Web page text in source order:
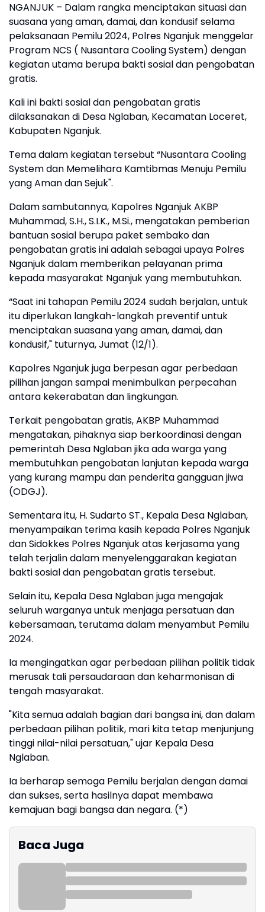
NGANJUK – Dalam rangka menciptakan situasi dan
suasana yang aman, damai, dan kondusif selama
pelaksanaan Pemilu 2024, Polres Nganjuk menggelar
Program NCS ( Nusantara Cooling System) dengan
kegiatan utama berupa bakti sosial dan pengobatan
gratis.
Kali ini bakti sosial dan pengobatan gratis
dilaksanakan di Desa Nglaban, Kecamatan Loceret,
Kabupaten Nganjuk.
Tema dalam kegiatan tersebut “Nusantara Cooling
System dan Memelihara Kamtibmas Menuju Pemilu
yang Aman dan Sejuk".
Dalam sambutannya, Kapolres Nganjuk AKBP
Muhammad, S.H., S.I.K., M.Si., mengatakan pemberian
bantuan sosial berupa paket sembako dan
pengobatan gratis ini adalah sebagai upaya Polres
Nganjuk dalam memberikan pelayanan prima
kepada masyarakat Nganjuk yang membutuhkan.
“Saat ini tahapan Pemilu 2024 sudah berjalan, untuk
itu diperlukan langkah-langkah preventif untuk
menciptakan suasana yang aman, damai, dan
kondusif," tuturnya, Jumat (12/1).
Kapolres Nganjuk juga berpesan agar perbedaan
pilihan jangan sampai menimbulkan perpecahan
antara kekerabatan dan lingkungan.
Terkait pengobatan gratis, AKBP Muhammad
mengatakan, pihaknya siap berkoordinasi dengan
pemerintah Desa Nglaban jika ada warga yang
membutuhkan pengobatan lanjutan kepada warga
yang kurang mampu dan penderita gangguan jiwa
(ODGJ).
Sementara itu, H. Sudarto ST., Kepala Desa Nglaban,
menyampaikan terima kasih kepada Polres Nganjuk
dan Sidokkes Polres Nganjuk atas kerjasama yang
telah terjalin dalam menyelenggarakan kegiatan
bakti sosial dan pengobatan gratis tersebut.
Selain itu, Kepala Desa Nglaban juga mengajak
seluruh warganya untuk menjaga persatuan dan
kebersamaan, terutama dalam menyambut Pemilu
2024.
Ia mengingatkan agar perbedaan pilihan politik tidak
merusak tali persaudaraan dan keharmonisan di
tengah masyarakat.
"Kita semua adalah bagian dari bangsa ini, dan dalam
perbedaan pilihan politik, mari kita tetap menjunjung
tinggi nilai-nilai persatuan," ujar Kepala Desa
Nglaban.
Ia berharap semoga Pemilu berjalan dengan damai
dan sukses, serta hasilnya dapat membawa
kemajuan bagi bangsa dan negara. (*)
Baca Juga